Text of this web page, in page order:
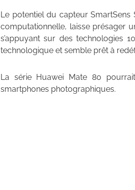
Le potentiel du capteur SmartSens
computationnelle, laisse présager
s’appuyant sur des technologies
technologique et semble prêt à
La série Huawei Mate 80
smartphones photographiques.